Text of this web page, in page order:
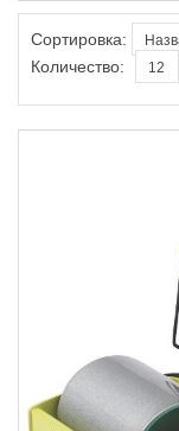
Сортировка:
Количество: